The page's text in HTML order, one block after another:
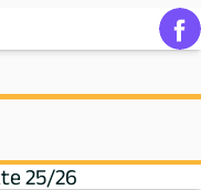
25/26